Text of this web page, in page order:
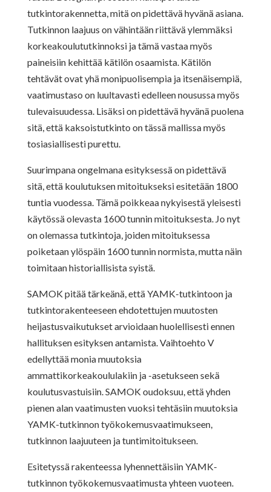
tutkintorakennetta, mitä on pidettävä hyvänä asiana.
Tutkinnon laajuus on vähintään riittävä ylemmäksi
korkeakoulututkinnoksi ja tämä vastaa myös
paineisiin kehittää kätilön osaamista. Kätilön
tehtävät ovat yhä monipuolisempia ja itsenäisempiä,
vaatimustaso on luultavasti edelleen nousussa myös
tulevaisuudessa. Lisäksi on pidettävä hyvänä puolena
sitä, että kaksoistutkinto on tässä mallissa myös
tosiasiallisesti purettu.
Suurimpana ongelmana esityksessä on pidettävä
sitä, että koulutuksen mitoitukseksi esitetään 1800
tuntia vuodessa. Tämä poikkeaa nykyisestä yleisesti
käytössä olevasta 1600 tunnin mitoituksesta. Jo nyt
on olemassa tutkintoja, joiden mitoituksessa
poiketaan ylöspäin 1600 tunnin normista, mutta näin
toimitaan historiallisista syistä.
SAMOK pitää tärkeänä, että YAMK-tutkintoon ja
tutkintorakenteeseen ehdotettujen muutosten
heijastusvaikutukset arvioidaan huolellisesti ennen
hallituksen esityksen antamista. Vaihtoehto V
edellyttää monia muutoksia
ammattikorkeakoululakiin ja -asetukseen sekä
koulutusvastuisiin. SAMOK oudoksuu, että yhden
pienen alan vaatimusten vuoksi tehtäsiin muutoksia
YAMK-tutkinnon työkokemusvaatimukseen,
tutkinnon laajuuteen ja tuntimitoitukseen.
Esitetyssä rakenteessa lyhennettäisiin YAMK-
tutkinnon työkokemusvaatimusta yhteen vuoteen.